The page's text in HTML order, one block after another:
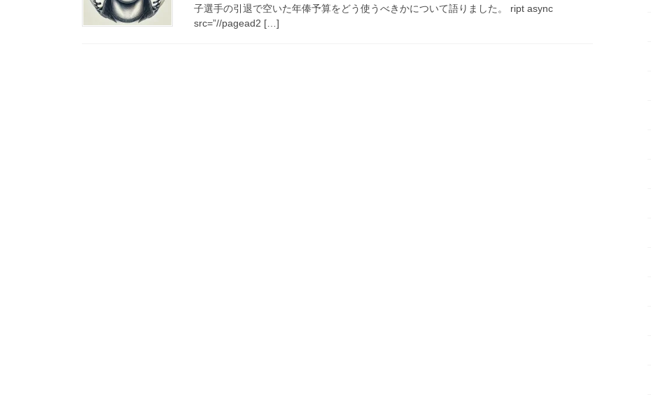
子選手の引退で空いた年俸予算をどう使うべきかについて語りました。 ript async
src=”//pagead2 […]